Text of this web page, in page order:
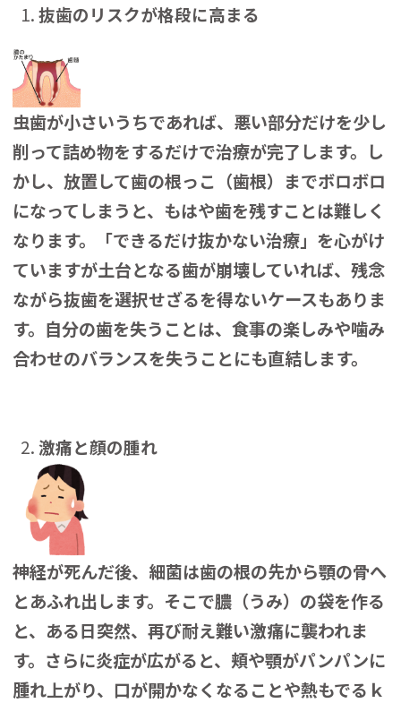
抜歯のリスクが格段に高まる
虫歯が小さいうちであれば、悪い部分だけを少し
削って詰め物をするだけで治療が完了します。し
かし、放置して歯の根っこ（歯根）までボロボロ
になってしまうと、もはや歯を残すことは難しく
なります。「できるだけ抜かない治療」を心がけ
ていますが土台となる歯が崩壊していれば、残念
ながら抜歯を選択せざるを得ないケースもありま
す。自分の歯を失うことは、食事の楽しみや噛み
合わせのバランスを失うことにも直結します。
激痛と顔の腫れ
神経が死んだ後、細菌は歯の根の先から顎の骨へ
とあふれ出します。そこで膿（うみ）の袋を作る
と、ある日突然、再び耐え難い激痛に襲われま
す。さらに炎症が広がると、頬や顎がパンパンに
腫れ上がり、口が開かなくなることや熱もでるｋ